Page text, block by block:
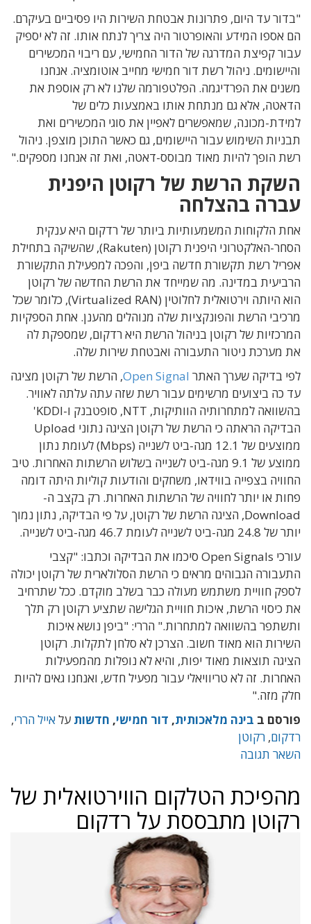
"בדור עד היום, פתרונות אבטחת השירות היו פסיביים בעיקרם.
הם אספו המידע והאופרטור היה צריך לנתח אותו. זה לא יספיק
עבור קפיצת המדרגה של הדור החמישי, עם ריבוי המכשירים
והיישומים. ניהול רשת דור חמישי מחייב אוטומציה. אנחנו
משנים את הפרדיגמה. הפלטפורמה שלנו לא רק אוספת את
הדאטה, אלא גם מנתחת אותו באמצעות כלים של
למידת-מכונה, שמאפשרים לאפיין את סוגי המכשירים ואת
תבניות השימוש עבור היישומים, גם כאשר התוכן מוצפן. ניהול
רשת הופך להיות מאוד מבוסס-דאטה, ואת זה אנחנו מספקים."
השקת הרשת של רקוטן היפנית
עברה בהצלחה
אחת הלקוחות המשמעותיות ביותר של רדקום היא ענקית
הסחר-האלקטרוני היפנית רקוטן (Rakuten), שהשיקה בתחילת
אפריל רשת תקשורת חדשה ביפן, והפכה למפעילת התקשורת
הרביעית במדינה. מה שמייחד את הרשת החדשה של רקוטן
הוא היותה וירטואלית לחלוטין (Virtualized RAN), כלומר שכל
מרכיבי הרשת והפונקציות שלה מנוהלים מהענן. אחת הספקיות
המרכזיות של רקוטן בניהול הרשת היא רדקום, שמספקת לה
את מערכת ניטור התעבורה ואבטחת שירות שלה.
לפי בדיקה שערך האתר Open Signal, הרשת של רקוטן מציגה
עד כה ביצועים מרשימים עבור רשת שזה עתה עלתה לאוויר.
בהשוואה למתחרותיה הוותיקות, NTT, סופטבנק ו-KDDI'
הבדיקה הראתה כי הרשת של רקוטן הציגה נתוני Upload
ממוצעים של 12.1 מגה-ביט לשנייה (Mbps) לעומת נתון
ממוצע של 9.1 מגה-ביט לשנייה בשלוש הרשתות האחרות. טיב
החוויה בצפייה בווידאו, משחקים והודעות קוליות היתה דומה
פחות או יותר לחוויה של הרשתות האחרות. רק בקצב ה-
Download, הציגה הרשת של רקוטן, על פי הבדיקה, נתון נמוך
יותר של 24.8 מגה-ביט לשנייה לעומת 46.7 מגה-ביט לשנייה.
עורכי Open Signals סיכמו את הבדיקה וכתבו: "קצבי
התעבורה הגבוהים מראים כי הרשת הסלולארית של רקוטן יכולה
לספק חוויית משתמש מעולה כבר בשלב מוקדם. ככל שתרחיב
את כיסוי הרשת, איכות חוויית הגלישה שתציע רקוטן רק תלך
ותשתפר בהשוואה למתחרות." הררי: "ביפן נושא איכות
השירות הוא מאוד חשוב. הצרכן לא סלחן לתקלות. רקוטן
הציגה תוצאות מאוד יפות, והיא לא נופלות מהמפעילות
האחרות. זה לא טריוויאלי עבור מפעיל חדש, ואנחנו גאים להיות
חלק מזה."
פורסם ב בינה מלאכותית, דור חמישי, חדשות עלאייל הררי,
רדקום, רקוטן
השאר תגובה
מהפיכת הטלקום הווירטואלית של
רקוטן מתבססת על רדקום